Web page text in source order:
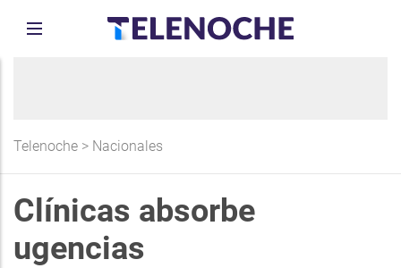
Telenoche > Nacionales
Clínicas absorbe
ugencias